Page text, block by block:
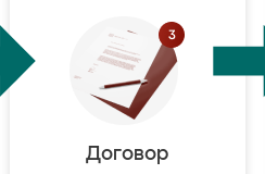
Договор